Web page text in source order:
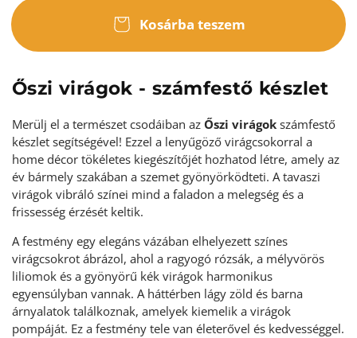
Kosárba teszem
Őszi virágok - számfestő készlet
Merülj el a természet csodáiban az Őszi virágok számfestő
készlet segítségével! Ezzel a lenyűgöző virágcsokorral a
home décor tökéletes kiegészítőjét hozhatod létre, amely az
év bármely szakában a szemet gyönyörködteti. A tavaszi
virágok vibráló színei mind a faladon a melegség és a
frissesség érzését keltik.
A festmény egy elegáns vázában elhelyezett színes
virágcsokrot ábrázol, ahol a ragyogó rózsák, a mélyvörös
liliomok és a gyönyörű kék virágok harmonikus
egyensúlyban vannak. A háttérben lágy zöld és barna
árnyalatok találkoznak, amelyek kiemelik a virágok
pompáját. Ez a festmény tele van életerővel és kedvességgel.